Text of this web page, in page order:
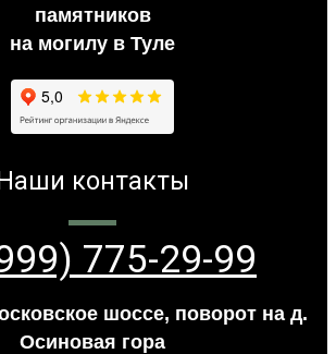
памятников
на могилу в Туле
контакты
775-29-99
шоссе, поворот на д.
Осиновая гора